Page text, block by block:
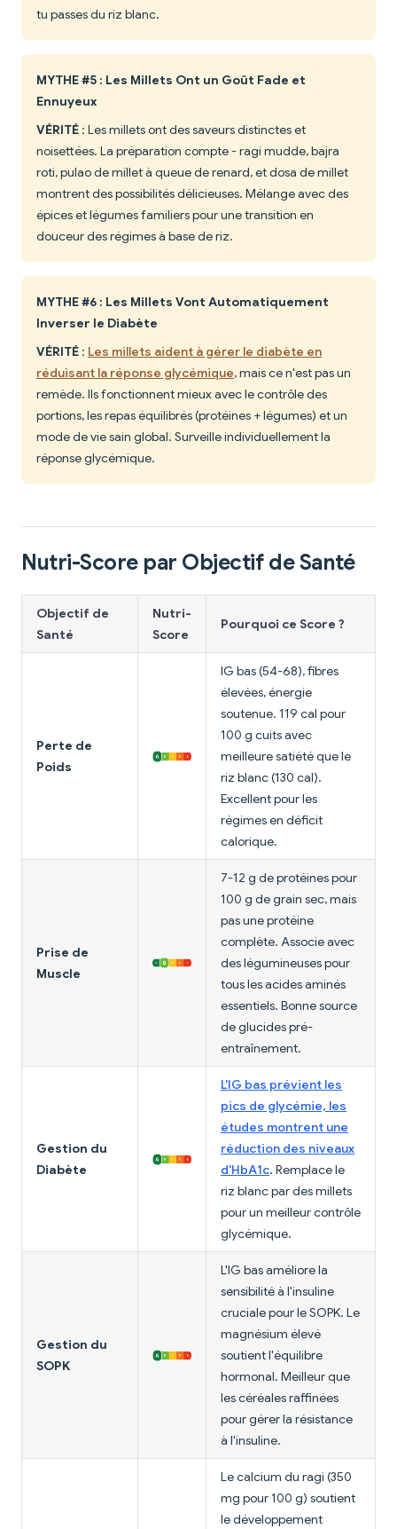
tu passes du riz blanc.
MYTHE #5 : Les Millets Ont un Goût Fade et
Ennuyeux
VÉRITÉ : Les millets ont des saveurs distinctes et
noisettées. La préparation compte - ragi mudde, bajra
roti, pulao de millet à queue de renard, et dosa de millet
montrent des possibilités délicieuses. Mélange avec des
épices et légumes familiers pour une transition en
douceur des régimes à base de riz.
MYTHE #6 : Les Millets Vont Automatiquement
Inverser le Diabète
VÉRITÉ : Les millets aident à gérer le diabète en
réduisant la réponse glycémique, mais ce n'est pas un
remède. Ils fonctionnent mieux avec le contrôle des
portions, les repas équilibrés (protéines + légumes) et un
mode de vie sain global. Surveille individuellement la
réponse glycémique.
Nutri-Score par Objectif de Santé
Objectif de
Santé
Nutri-
Score
Pourquoi ce Score ?
Perte de
Poids
IG bas (54-68), fibres
élevées, énergie
soutenue. 119 cal pour
100 g cuits avec
meilleure satiété que le
riz blanc (130 cal).
Excellent pour les
régimes en déficit
calorique.
Prise de
Muscle
7-12 g de protéines pour
100 g de grain sec, mais
pas une protéine
complète. Associe avec
des légumineuses pour
tous les acides aminés
essentiels. Bonne source
de glucides pré-
entraînement.
Gestion du
Diabète
L'IG bas prévient les
pics de glycémie, les
études montrent une
réduction des niveaux
d'HbA1c. Remplace le
riz blanc par des millets
pour un meilleur contrôle
glycémique.
Gestion du
SOPK
L'IG bas améliore la
sensibilité à l'insuline
cruciale pour le SOPK. Le
magnésium élevé
soutient l'équilibre
hormonal. Meilleur que
les céréales raffinées
pour gérer la résistance
à l'insuline.
Le calcium du ragi (350
mg pour 100 g) soutient
le développement